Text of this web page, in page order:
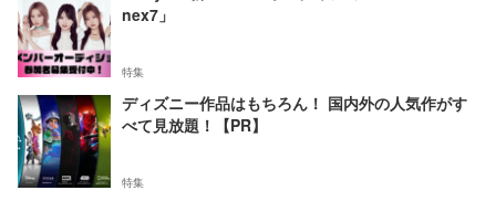
nex7」
特集
ディズニー作品はもちろん！ 国内外の人気作がす
べて見放題！【PR】
特集